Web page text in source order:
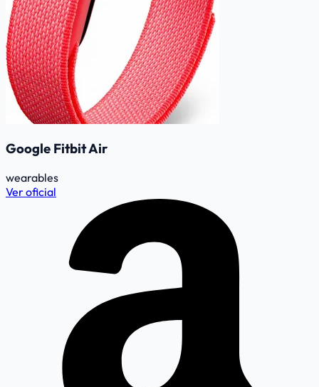
Google Fitbit Air
wearables
Ver oficial